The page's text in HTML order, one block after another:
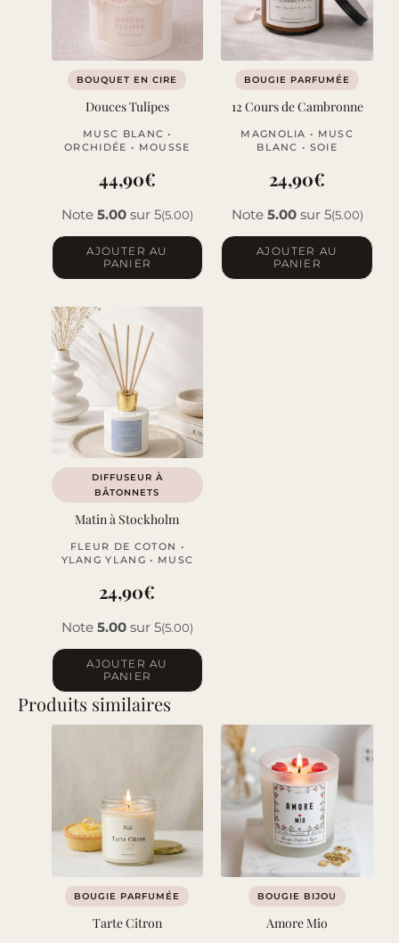
BOUQUET EN CIRE
Douces Tulipes
MUSC BLANC •
ORCHIDÉE • MOUSSE
44,90€
Note 5.00sur 5(5.00)
AJOUTER AU
PANIER
BOUGIE PARFUMÉE
12 Cours de Cambronne
MAGNOLIA • MUSC
BLANC • SOIE
24,90€
Note 5.00sur 5(5.00)
AJOUTER AU
PANIER
DIFFUSEUR À
BÂTONNETS
Matin à Stockholm
FLEUR DE COTON •
YLANG YLANG • MUSC
24,90€
Note 5.00sur 5(5.00)
AJOUTER AU
PANIER
Produits similaires
BOUGIE PARFUMÉE
Tarte Citron
BOUGIE BIJOU
Amore Mio